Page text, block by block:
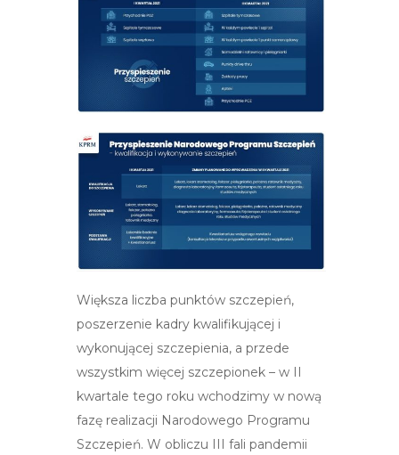
Większa liczba punktów szczepień,
poszerzenie kadry kwalifikującej i
wykonującej szczepienia, a przede
wszystkim więcej szczepionek – w II
kwartale tego roku wchodzimy w nową
fazę realizacji Narodowego Programu
Szczepień. W obliczu III fali pandemii